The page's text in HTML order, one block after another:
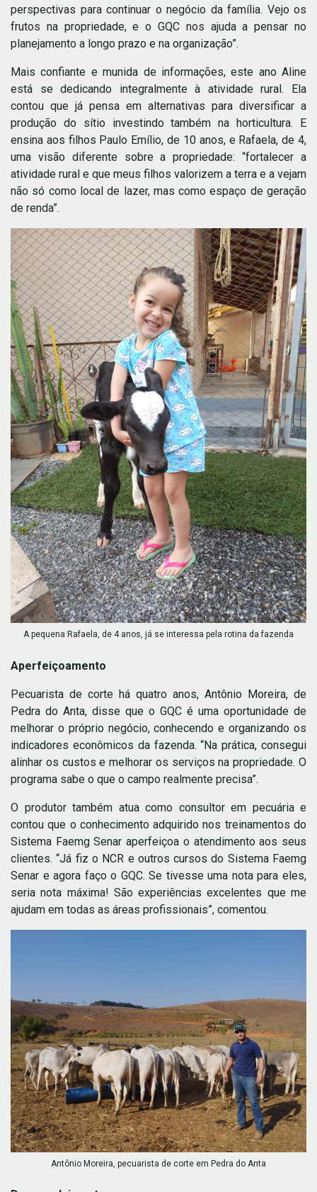
perspectivas para continuar o negócio da família. Vejo os
frutos na propriedade, e o GQC nos ajuda a pensar no
planejamento a longo prazo e na organização”.
Mais confiante e munida de informações, este ano Aline
está se dedicando integralmente à atividade rural. Ela
contou que já pensa em alternativas para diversificar a
produção do sítio investindo também na horticultura. E
ensina aos filhos Paulo Emílio, de 10 anos, e Rafaela, de 4,
uma visão diferente sobre a propriedade: “fortalecer a
atividade rural e que meus filhos valorizem a terra e a vejam
não só como local de lazer, mas como espaço de geração
de renda”.
A pequena Rafaela, de 4 anos, já se interessa pela rotina da fazenda
Aperfeiçoamento
Pecuarista de corte há quatro anos, Antônio Moreira, de
Pedra do Anta, disse que o GQC é uma oportunidade de
melhorar o próprio negócio, conhecendo e organizando os
indicadores econômicos da fazenda. “Na prática, consegui
alinhar os custos e melhorar os serviços na propriedade. O
programa sabe o que o campo realmente precisa”.
O produtor também atua como consultor em pecuária e
contou que o conhecimento adquirido nos treinamentos do
Sistema Faemg Senar aperfeiçoa o atendimento aos seus
clientes. “Já fiz o NCR e outros cursos do Sistema Faemg
Senar e agora faço o GQC. Se tivesse uma nota para eles,
seria nota máxima! São experiências excelentes que me
ajudam em todas as áreas profissionais”, comentou.
Antônio Moreira, pecuarista de corte em Pedra do Anta